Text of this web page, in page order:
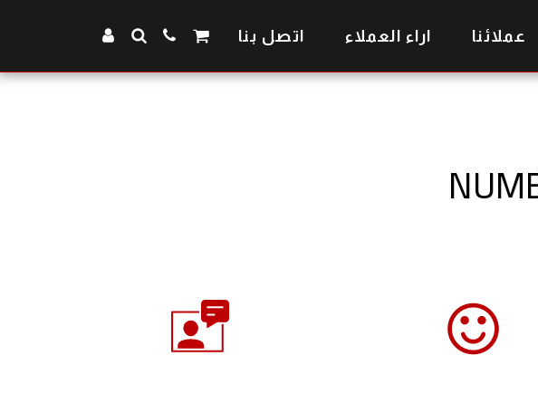
عملائنا اراء العملاء اتصل بنا